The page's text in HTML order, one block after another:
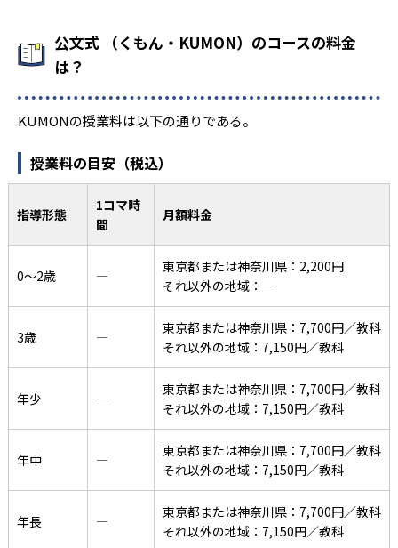
公文式 （くもん・KUMON）のコースの料金
は？
KUMONの授業料は以下の通りである。
授業料の目安（税込）
指導形態
1コマ時
間
月額料金
0〜2歳 ―
東京都または神奈川県：2,200円
それ以外の地域：―
3歳 ―
東京都または神奈川県：7,700円／教科
それ以外の地域：7,150円／教科
年少 ―
東京都または神奈川県：7,700円／教科
それ以外の地域：7,150円／教科
年中 ―
東京都または神奈川県：7,700円／教科
それ以外の地域：7,150円／教科
年長 ―
東京都または神奈川県：7,700円／教科
それ以外の地域：7,150円／教科